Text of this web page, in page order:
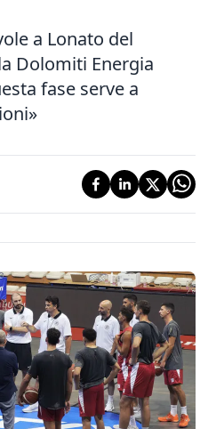
a Lonato del
Dolomiti Energia
fase serve a